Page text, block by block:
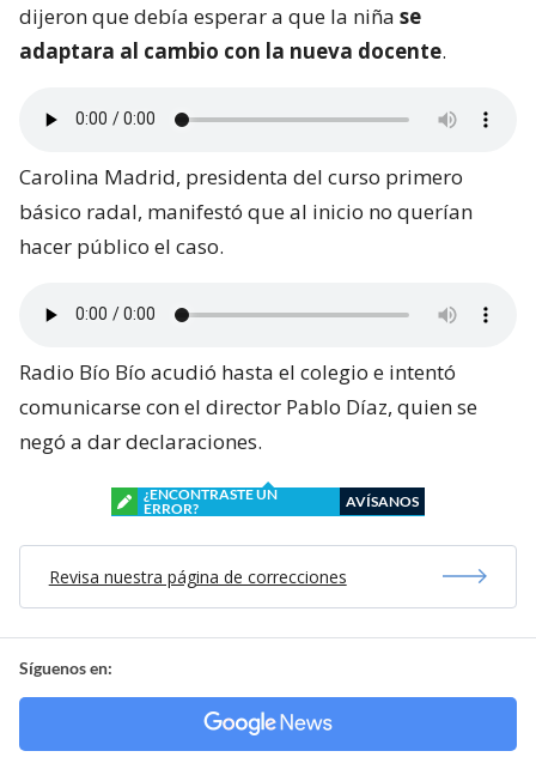
dijeron que debía esperar a que la niña se
adaptara al cambio con la nueva docente.
Carolina Madrid, presidenta del curso primero
básico radal, manifestó que al inicio no querían
hacer público el caso.
Radio Bío Bío acudió hasta el colegio e intentó
comunicarse con el director Pablo Díaz, quien se
negó a dar declaraciones.
¿ENCONTRASTE UN
ERROR?
AVÍSANOS
Revisa nuestra página de correcciones
Síguenos en: